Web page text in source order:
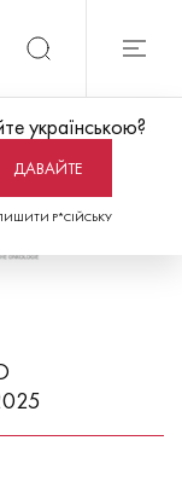
українською?
ДАВАЙТЕ
Р*СІЙСЬКУ